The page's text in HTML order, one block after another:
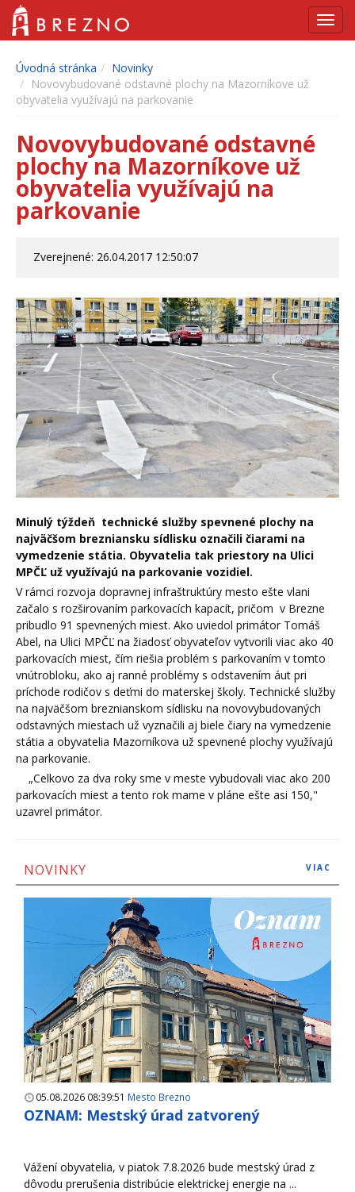
Úvodná stránka
Novinky
Novovybudované odstavné plochy na Mazorníkove už
obyvatelia využívajú na parkovanie
Novovybudované odstavné
plochy na Mazorníkove už
obyvatelia využívajú na
parkovanie
Zverejnené: 26.04.2017 12:50:07
Minulý týždeň technické služby spevnené plochy na
najväčšom brezniansku sídlisku označili čiarami na
vymedzenie státia. Obyvatelia tak priestory na Ulici
MPČĽ už využívajú na parkovanie vozidiel.
V rámci rozvoja dopravnej infraštruktúry mesto ešte vlani
začalo s rozširovaním parkovacích kapacít, pričom v Brezne
pribudlo 91 spevnených miest. Ako uviedol primátor Tomáš
Abel, na Ulici MPČĽ na žiadosť obyvateľov vytvorili viac ako 40
parkovacích miest, čím riešia problém s parkovaním v tomto
vnútrobloku, ako aj ranné problémy s odstavením áut pri
príchode rodičov s deťmi do materskej školy. Technické služby
na najväčšom breznianskom sídlisku na novovybudovaných
odstavných miestach už vyznačili aj biele čiary na vymedzenie
státia a obyvatelia Mazorníkova už spevnené plochy využívajú
na parkovanie.
„Celkovo za dva roky sme v meste vybudovali viac ako 200
parkovacích miest a tento rok mame v pláne ešte asi 150,"
uzavrel primátor.
NOVINKY VIAC
05.08.2026 08:39:51 Mesto Brezno
OZNAM: Mestský úrad zatvorený
Vážení obyvatelia, v piatok 7.8.2026 bude mestský úrad z
dôvodu prerušenia distribúcie elektrickej energie na ...